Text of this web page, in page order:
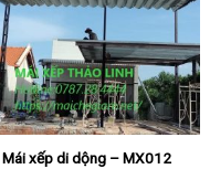
Mái xếp di dộng – MX012